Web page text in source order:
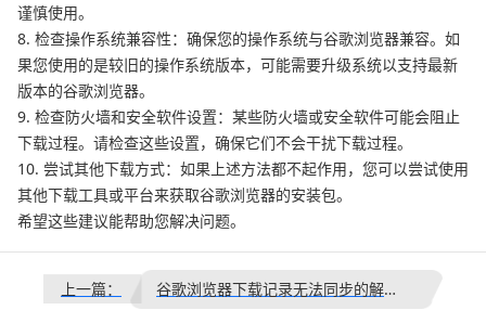
谨慎使用。
8. 检查操作系统兼容性：确保您的操作系统与谷歌浏览器兼容。如
果您使用的是较旧的操作系统版本，可能需要升级系统以支持最新
版本的谷歌浏览器。
9. 检查防火墙和安全软件设置：某些防火墙或安全软件可能会阻止
下载过程。请检查这些设置，确保它们不会干扰下载过程。
10. 尝试其他下载方式：如果上述方法都不起作用，您可以尝试使用
其他下载工具或平台来获取谷歌浏览器的安装包。
希望这些建议能帮助您解决问题。
上一篇： 谷歌浏览器下载记录无法同步的解决方案